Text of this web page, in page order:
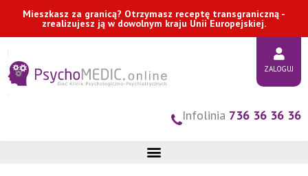
PrzejdźMieszkasz za granicą? Otrzymasz receptę transgraniczną -
zrealizujesz ją w dowolnym kraju Unii Europejskiej.
Infolinia 736 36 36 36
ZALOGUJ